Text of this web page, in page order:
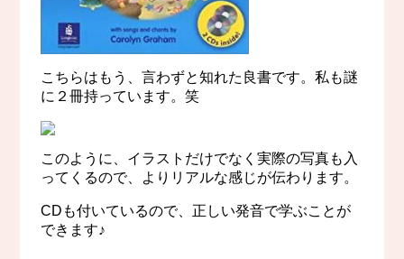
こちらはもう、言わずと知れた良書です。私も謎
に２冊持っています。笑
このように、イラストだけでなく実際の写真も入
ってくるので、よりリアルな感じが伝わります。
CDも付いているので、正しい発音で学ぶことが
できます♪